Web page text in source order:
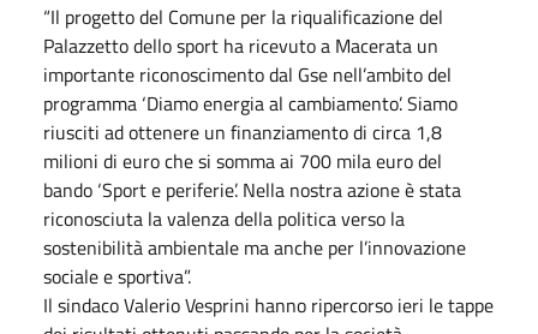
“Il progetto del Comune per la riqualificazione del
Palazzetto dello sport ha ricevuto a Macerata un
importante riconoscimento dal Gse nell’ambito del
programma ‘Diamo energia al cambiamento’. Siamo
riusciti ad ottenere un finanziamento di circa 1,8
milioni di euro che si somma ai 700 mila euro del
bando ‘Sport e periferie’. Nella nostra azione è stata
riconosciuta la valenza della politica verso la
sostenibilità ambientale ma anche per l’innovazione
sociale e sportiva”.
Il sindaco Valerio Vesprini hanno ripercorso ieri le tappe